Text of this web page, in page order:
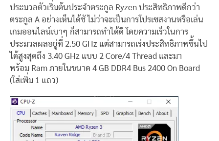
ประมวลตัวเริ่มต้นประจำตระกูล Ryzen ประสิทธิภาพดีกว่า
ตระกูล A อย่างเห็นได้ชั ไม่ว่าจะเป็นการโปรเซสงานหรือเล่น
เกมออนไลน์เบาๆ ก็สามารถทำได้ดี โดยความเร็วในการ
ประมวลผลอยู่ที่ 2.50 GHz แต่สามารถเร่งประสิทธิภาพขึ้นไป
ได้สูงสุดถึง 3.40 GHz แบบ 2 Core/4 Thread และมา
พร้อม Ram ภายในขนาด 4 GB DDR4 Bus 2400 On Board
(ใส่เพิ่ม 1 แถว)